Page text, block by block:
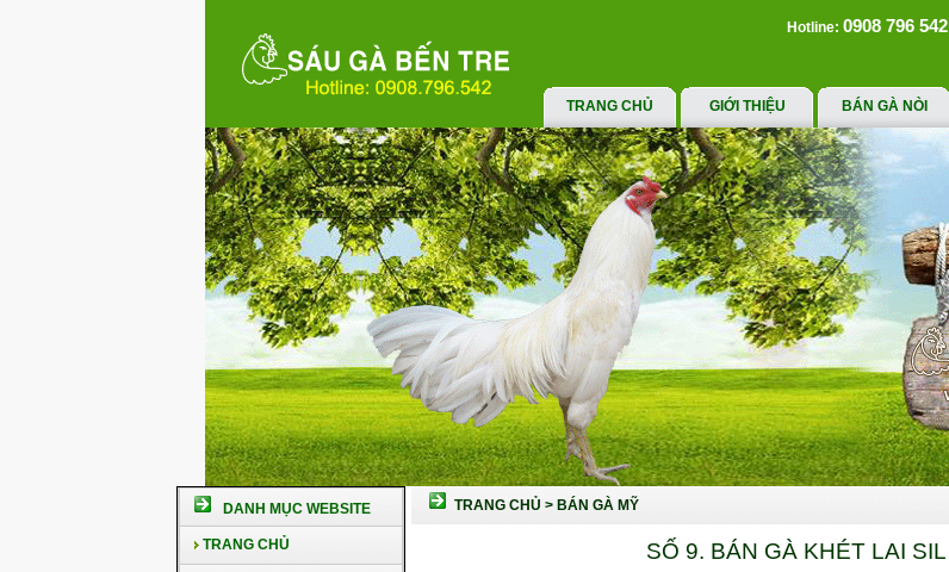
Hotline: 0908 796 542
TRANG CHỦ GIỚI THIỆU BÁN GÀ NÒI
DANH MỤC WEBSITE
TRANG CHỦ
TRANG CHỦ > BÁN GÀ MỸ
SỐ 9. BÁN GÀ KHÉT LAI SIL